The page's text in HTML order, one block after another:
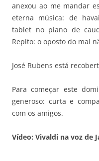
anexou ao me mandar
eterna música: de
tablet no piano de
Repito: o oposto do mal
José Rubens está
Para começar este
generoso: curta e
com os amigos.
Vídeo: Vivaldi na voz de